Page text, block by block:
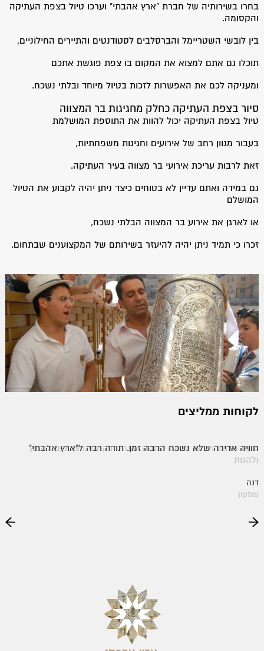
בחרו בשירותיה של חברת "ארץ אהבתי" וערכו טיול בצפת העתיקה
והקסומה.
בין לובשי השטריימל והברסלבים לסטודנטים והתיירים החילוניים,
תוכלו גם אתם למצוא את המקום בו צפת פוגשת אתכם
ומעניקה לכם את האפשרות לזכות בטיול מיוחד ובלתי נשכח.
סיור בצפת העתיקה כחלק מחגיגות בר המצווה
טיול בצפת העתיקה יכול להוות את התוספת המושלמת
בעבור מגוון רחב של אירועים וחגיגות משפחתיות,
זאת לרבות עריכת אירועי בר מצווה בעיר העתיקה.
גם במידה ואתם עדיין לא בטוחים כיצד ניתן יהיה לקבוע את הטיול
המושלם
או לארגן את אירוע בר המצווה הבלתי נשכח,
זכרו כי תמיד ניתן יהיה להיעזר בשירותם של המקצוענים שבתחום.
לקוחות ממליצים
חוויה אדירה שלא נשכח הרבה זמן. תודה רבה ל"ארץ אהבתי"
דנה
טקס מרגש וארגון ברמה גבוהה. אנחנו רק היינו צריכים להגיע
ולהנות
שמעון